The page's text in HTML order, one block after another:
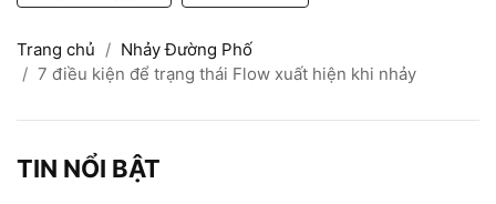
Trang chủ
Nhảy Đường Phố
7 điều kiện để trạng thái Flow xuất hiện khi nhảy
TIN NỔI BẬT